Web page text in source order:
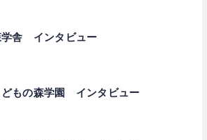
学舎 インタビュー
もの森学園 インタビュー